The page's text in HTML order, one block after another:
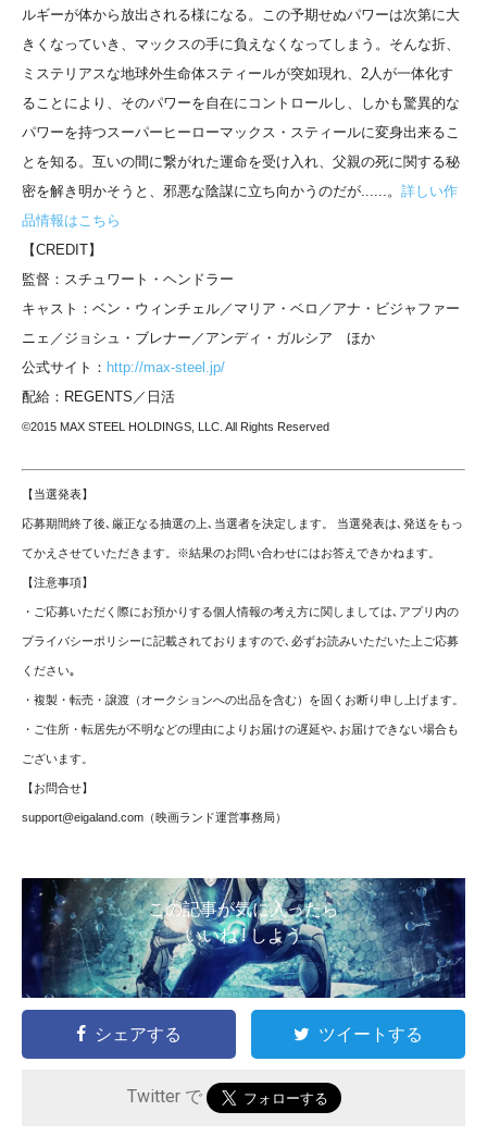
ルギーが体から放出される様になる。この予期せぬパワーは次第に大
きくなっていき、マックスの手に負えなくなってしまう。そんな折、
ミステリアスな地球外生命体スティールが突如現れ、2人が一体化す
ることにより、そのパワーを自在にコントロールし、しかも驚異的な
パワーを持つスーパーヒーローマックス・スティールに変身出来るこ
とを知る。互いの間に繋がれた運命を受け入れ、父親の死に関する秘
密を解き明かそうと、邪悪な陰謀に立ち向かうのだが......。 詳しい作
品情報はこちら
【CREDIT】
監督：スチュワート・ヘンドラー
キャスト：ベン・ウィンチェル／マリア・ベロ／アナ・ビジャファー
ニェ／ジョシュ・ブレナー／アンディ・ガルシア ほか
公式サイト： http://max-steel.jp/
配給：REGENTS／日活
©2015 MAX STEEL HOLDINGS, LLC. All Rights Reserved
【当選発表】
応募期間終了後､厳正なる抽選の上､当選者を決定します。 当選発表は､発送をもっ
てかえさせていただきます。※結果のお問い合わせにはお答えできかねます。
【注意事項】
・ご応募いただく際にお預かりする個人情報の考え方に関しましては､アプリ内の
プライバシーポリシーに記載されておりますので､必ずお読みいただいた上ご応募
ください｡
・複製・転売・譲渡（オークションへの出品を含む）を固くお断り申し上げます。
・ご住所・転居先が不明などの理由によりお届けの遅延や､お届けできない場合も
ございます。
【お問合せ】
support@eigaland.com （映画ランド運営事務局）
この記事が気に入ったら
いいね ! しよう
シェアする ツイートする
Twitter で